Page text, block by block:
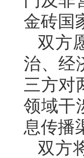
金砖国
双方
治、经
三方对
领域干
息传播
双方